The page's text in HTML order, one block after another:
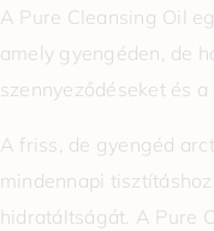
A Pure Cleansing Oil
amely gyengéden, de
szennyeződéseket és
A friss, de gyengéd
mindennapi
hidratáltságát. A Pure